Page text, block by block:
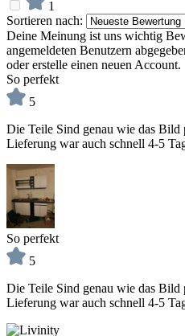
1
Sortieren nach:
Deine Meinung ist uns wichtig
angemeldeten Benutzern
oder erstelle einen neuen Account.
So perfekt
5
Die Teile Sind genau wie das Bild
Lieferung war auch schnell 4-5
So perfekt
5
Die Teile Sind genau wie das Bild
Lieferung war auch schnell 4-5